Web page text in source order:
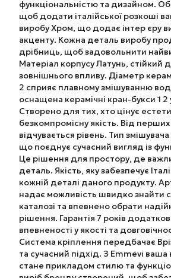
функціональністю та дизайном.
щоб додати італійської розкоші
виробу Хром, що додає інтер єру
акценту. Кожна деталь виробу
дрібниць, щоб задовольнити
Матеріал корпусу Латунь, стійкий
зовнішнього впливу. Діаметр
2 сприяє плавному змішуванню
оснащена керамічні кран-букси 1 2
Створено для тих, хто цінує
безкомпромісну якість. Від
відчувається рівень. Тип
що поєднує сучасний вигляд із
Це рішення для простору, де
деталь. Якість, яку забезпечує
кожній деталі даного продукту.
надає можливість швидко знайти
каталозі та впевнено обрати
рішення. Гарантія 7 років
впевненості у якості та
Система кріплення передбачає
та сучасний підхід. З Emmevi ваша
стане прикладом стилю та